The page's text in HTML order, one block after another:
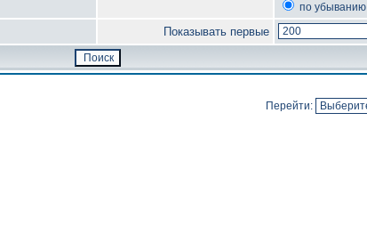
по убыванию
Показывать первые
Перейти: